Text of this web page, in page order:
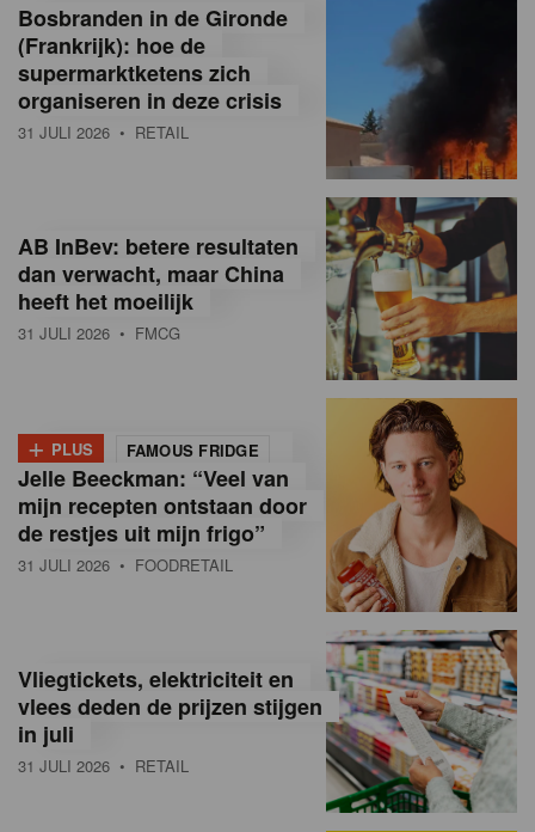
n
e
a
n
B
e
g
ë
Bosbranden in de Gironde
(Frankrijk): hoe de
supermarktketens zich
organiseren in deze crisis
31 JULI 2026 • RETAIL
AB InBev: betere resultaten
dan verwacht, maar China
heeft het moeilijk
31 JULI 2026 • FMCG
+ PLUS FAMOUS FRIDGE
Jelle Beeckman: “Veel van
mijn recepten ontstaan door
de restjes uit mijn frigo”
31 JULI 2026 • FOODRETAIL
Vliegtickets, elektriciteit en
vlees deden de prijzen stijgen
in juli
31 JULI 2026 • RETAIL